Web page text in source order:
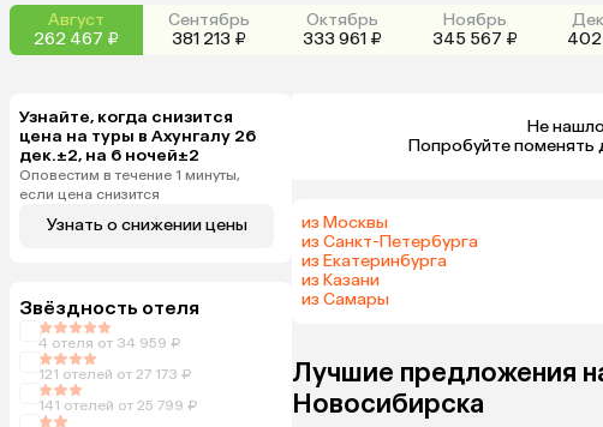
Август
262 467 ₽
Сентябрь
381 213 ₽
Октябрь
333 961 ₽
Ноябрь
345 567 ₽
402
Узнайте, когда снизится
цена на туры в Ахунгалу 26
дек.±2, на 6 ночей±2
Оповестим в течение 1 минуты,
если цена снизится
Узнать о снижении цены
Звёздность отеля
4 отеля от 34 959 ₽
121 отелей от 27 173 ₽
141 отелей от 25 799 ₽
Не
Попробуйте поменять
из Москвы
из Санкт-Петербурга
из Екатеринбурга
из Казани
из Самары
Лучшие предложения
Новосибирска